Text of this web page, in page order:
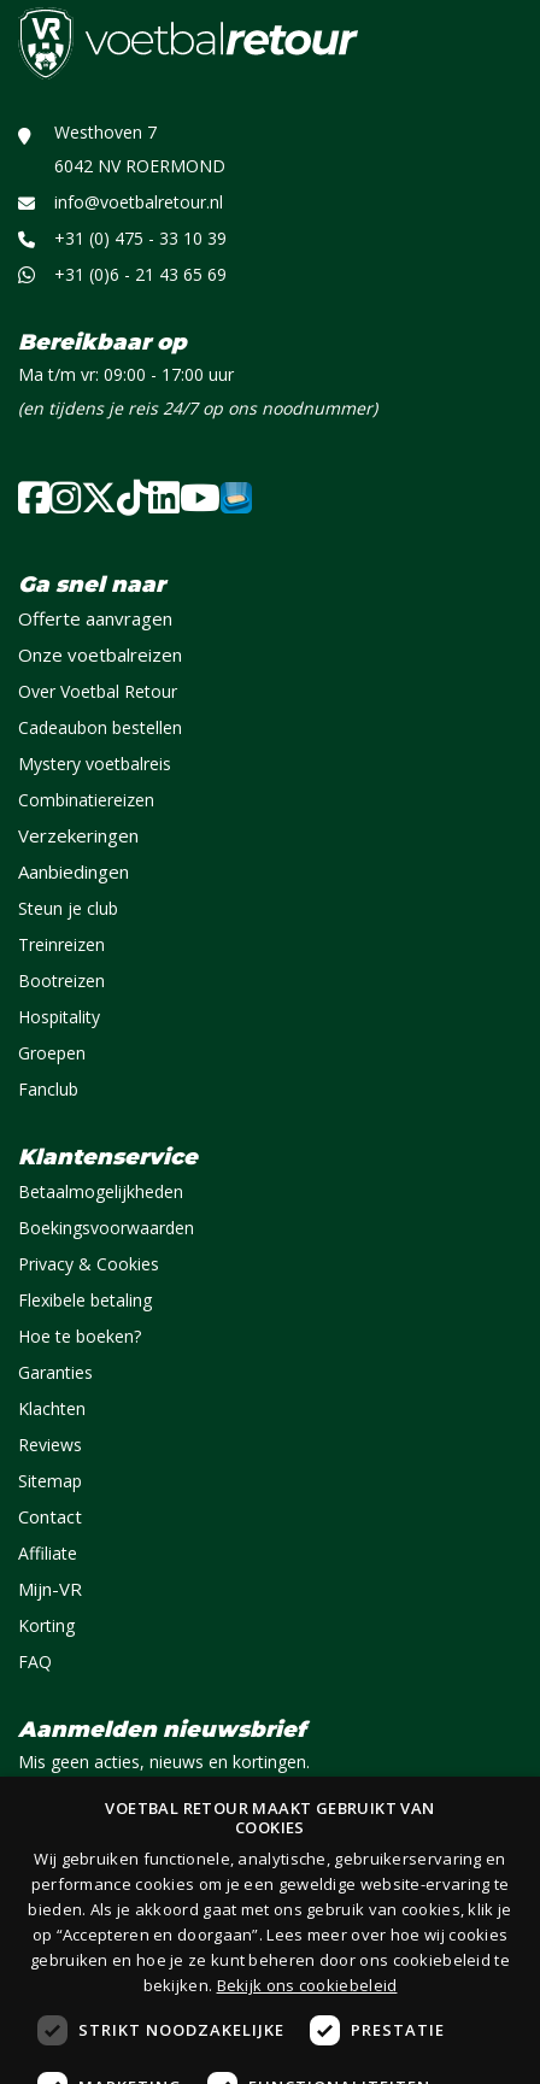
Westhoven 7
6042 NV ROERMOND
info@voetbalretour.nl
+31 (0) 475 - 33 10 39
+31 (0)6 - 21 43 65 69
Bereikbaar op
Ma t/m vr: 09:00 - 17:00 uur
(en tijdens je reis 24/7 op ons noodnummer)
Ga snel naar
Offerte aanvragen
Onze voetbalreizen
Over Voetbal Retour
Cadeaubon bestellen
Mystery voetbalreis
Combinatiereizen
Verzekeringen
Aanbiedingen
Steun je club
Treinreizen
Bootreizen
Hospitality
Groepen
Fanclub
Klantenservice
Betaalmogelijkheden
Boekingsvoorwaarden
Privacy & Cookies
Flexibele betaling
Hoe te boeken?
Garanties
Klachten
Reviews
Sitemap
Contact
Affiliate
Mijn-VR
Korting
FAQ
Aanmelden nieuwsbrief
Mis geen acties, nieuws en kortingen.
Je ontvangt 1x per maand per e-mail van ons een nieuwsbrief op het door jou opgegeven
e-mailadres. Lees hier onze privacy- en cookieverklaring.
VOETBAL RETOUR MAAKT GEBRUIKT VAN
COOKIES
Wij gebruiken functionele, analytische, gebruikerservaring en
performance cookies om je een geweldige website-ervaring te
bieden. Als je akkoord gaat met ons gebruik van cookies, klik je
op “Accepteren en doorgaan”. Lees meer over hoe wij cookies
gebruiken en hoe je ze kunt beheren door ons cookiebeleid te
bekijken. Bekijk ons cookiebeleid
STRIKT NOODZAKELIJKE PRESTATIE